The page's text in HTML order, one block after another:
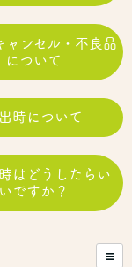
ャンセル・不良品
について
時について
はどうしたらい
いですか？